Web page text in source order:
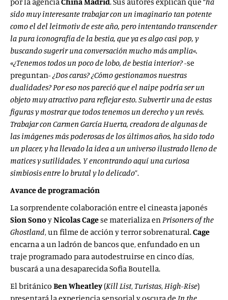
sido muy interesante trabajar con un imaginario tan potente
como el del leitmotiv de este año, pero intentando transcender
la pura iconografía de la bestia, que ya es algo casi pop, y
buscando sugerir una conversación mucho más amplia«.
«¿Tenemos todos un poco de lobo, de bestia interior?-se
preguntan-¿Dos caras? ¿Cómo gestionamos nuestras
dualidades? Por eso nos pareció que el naipe podría ser un
objeto muy atractivo para reflejar esto. Subvertir una de estas
figuras y mostrar que todos tenemos un derecho y un revés.
Trabajar con Carmen García Huerta, creadora de algunas de
las imágenes más poderosas de los últimos años, ha sido todo
un placer, y ha llevado la idea a un universo ilustrado lleno de
matices y sutilidades. Y encontrando aquí una curiosa
simbiosis entre lo brutal y lo delicado”.
Avance de programación
La sorprendente colaboración entre el cineasta japonés
Sion SonoyNicolas Cagese materializa en Prisoners of the
Ghostland, un filme de acción y terror sobrenatural.Cage
encarna a un ladrón de bancos que, enfundado en un
traje programado para autodestruirse en cinco días,
buscará a una desaparecida Sofia Boutella.
El británico Ben Wheatley(Kill List, Turistas, High-Rise)
presentará la experiencia sensorial y oscura de In the